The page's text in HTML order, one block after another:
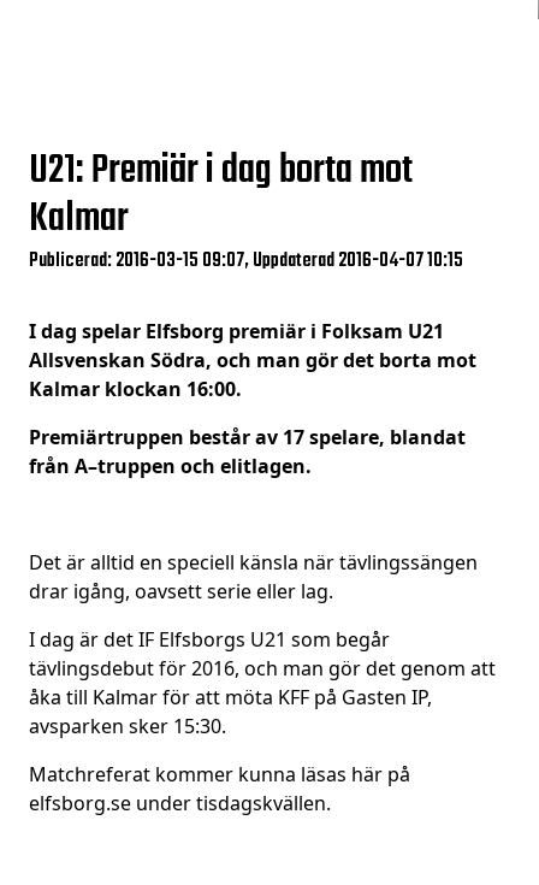
U21: Premiär i dag borta mot
Kalmar
Publicerad: 2016-03-15 09:07, Uppdaterad 2016-04-07 10:15
I dag spelar Elfsborg premiär i Folksam U21
Allsvenskan Södra, och man gör det borta mot
Kalmar klockan 16:00.
Premiärtruppen består av 17 spelare, blandat
från A–truppen och elitlagen.
Det är alltid en speciell känsla när tävlingssängen
drar igång, oavsett serie eller lag.
I dag är det IF Elfsborgs U21 som begår
tävlingsdebut för 2016, och man gör det genom att
åka till Kalmar för att möta KFF på Gasten IP,
avsparken sker 15:30.
Matchreferat kommer kunna läsas här på
elfsborg.se under tisdagskvällen.